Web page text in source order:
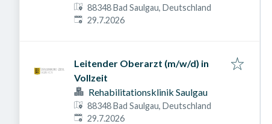
88348 Bad Saulgau, Deutschland
Veröffentlicht am
29.7.2026
Leitender Oberarzt (m/w/d) in
Vollzeit
Rehabilitationsklinik Saulgau
88348 Bad Saulgau, Deutschland
Veröffentlicht am
29.7.2026